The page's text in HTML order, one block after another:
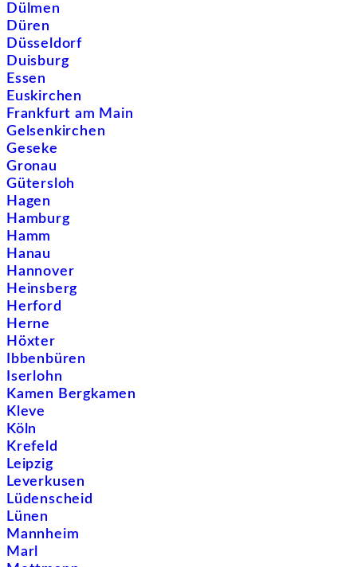
Dülmen
Düren
Düsseldorf
Duisburg
Essen
Euskirchen
Frankfurt am Main
Gelsenkirchen
Geseke
Gronau
Gütersloh
Hagen
Hamburg
Hamm
Hanau
Hannover
Heinsberg
Herford
Herne
Höxter
Ibbenbüren
Iserlohn
Kamen Bergkamen
Kleve
Köln
Krefeld
Leipzig
Leverkusen
Lüdenscheid
Lünen
Mannheim
Marl